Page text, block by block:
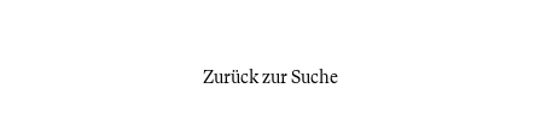
Zurück zur Suche